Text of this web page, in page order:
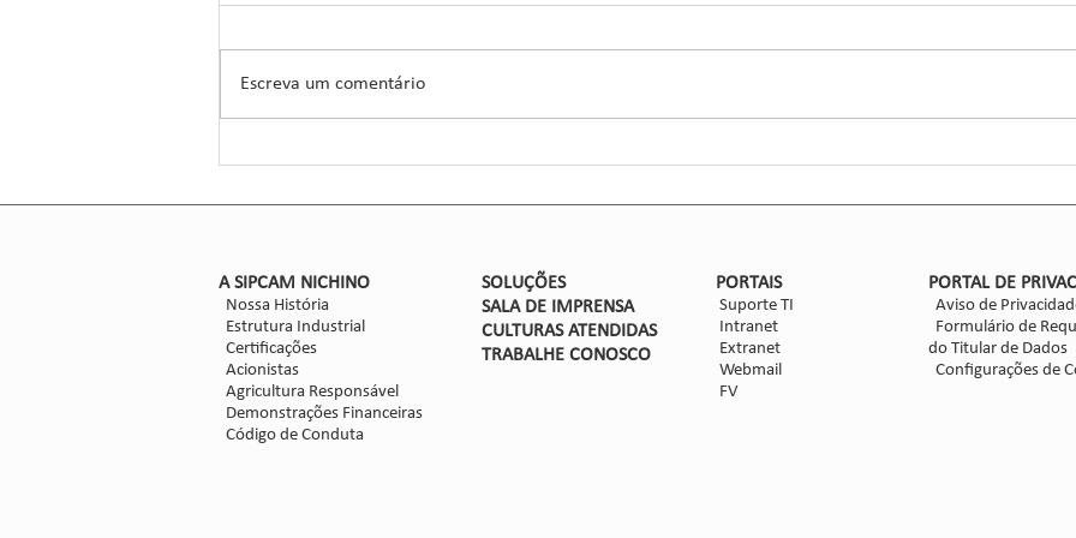
defensivos agrícolas, introduziu um
novo herbicida para o manejo do
Dalbulus maidis?
Escreva um comentário
​A SIPCAM NICHINO
Nossa História
Estrutura Industrial
Certificações
Acionistas
Agricultura Responsável
Demonstrações Financeiras
Código de Conduta
SOLUÇÕES
SALA DE IMPRENSA
CULTURAS ATENDIDAS
TRABALHE CONOSCO
PORTAIS
Suporte TI
Intranet
Extranet
Webmail
FV
PORTAL DE
Aviso de
Formulário de
do Titular de Dados
Configurações de